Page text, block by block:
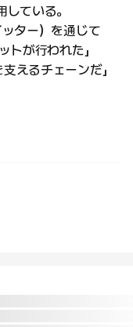
ている。
ター）を通じて
トが行われた」
えるチェーンだ」